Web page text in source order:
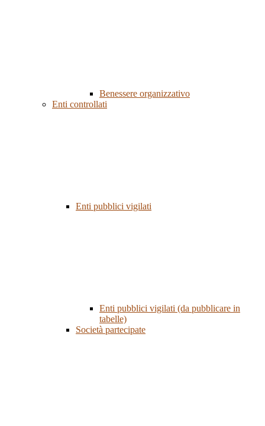
Benessere organizzativo
Enti controllati
Enti pubblici vigilati
Enti pubblici vigilati (da pubblicare in
tabelle)
Società partecipate